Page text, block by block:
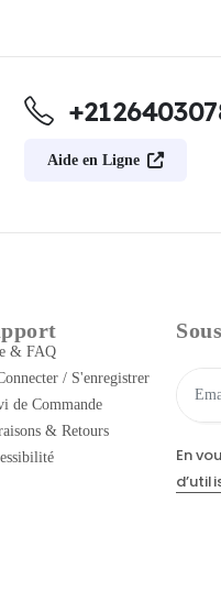
Aide en Ligne
& FAQ
/ S'enregistrer
de Commande
& Retours
En